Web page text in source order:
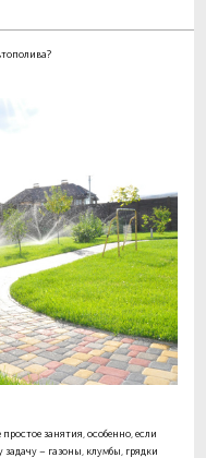
занятия, особенно, если
– газоны, клумбы, грядки